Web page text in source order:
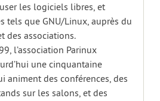
les logiciels libres, et
tels que GNU/Linux, auprès du
des associations.
l’association Parinux
une cinquantaine
animent des conférences, des
sur les salons, et des